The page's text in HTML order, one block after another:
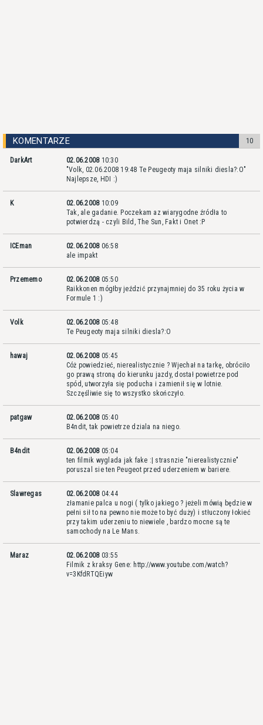
KOMENTARZE 10
DarkArt 02.06.2008 10:30
"Volk, 02.06.2008 19:48 Te Peugeoty maja silniki diesla?:O"
Najlepsze, HDI :)
K 02.06.2008 10:09
Tak, ale gadanie. Poczekam az wiarygodne źródła to
potwierdzą - czyli Bild, The Sun, Fakt i Onet :P
ICEman 02.06.2008 06:58
ale impakt
Przememo 02.06.2008 05:50
Raikkonen mógłby jeździć przynajmniej do 35 roku życia w
Formule 1 :)
Volk 02.06.2008 05:48
Te Peugeoty maja silniki diesla?:O
hawaj 02.06.2008 05:45
Cóż powiedzieć, nierealistycznie ? Wjechał na tarkę, obróciło
go prawą stroną do kierunku jazdy, dostał powietrze pod
spód, utworzyła się poducha i zamienił się w lotnie.
Szczęśliwie się to wszystko skończyło.
patgaw 02.06.2008 05:40
B4ndit, tak powietrze dziala na niego.
B4ndit 02.06.2008 05:04
ten filmik wyglada jak fake :| strasnzie "nierealistycznie"
poruszal sie ten Peugeot przed uderzeniem w bariere.
Slawregas 02.06.2008 04:44
złamanie palca u nogi ( tylko jakiego ? jeżeli mówią będzie w
pełni sił to na pewno nie może to być duży) i stłuczony łokieć
przy takim uderzeniu to niewiele , bardzo mocne są te
samochody na Le Mans.
Maraz 02.06.2008 03:55
Filmik z kraksy Gene: http://www.youtube.com/watch?
v=3KfdRTQEiyw